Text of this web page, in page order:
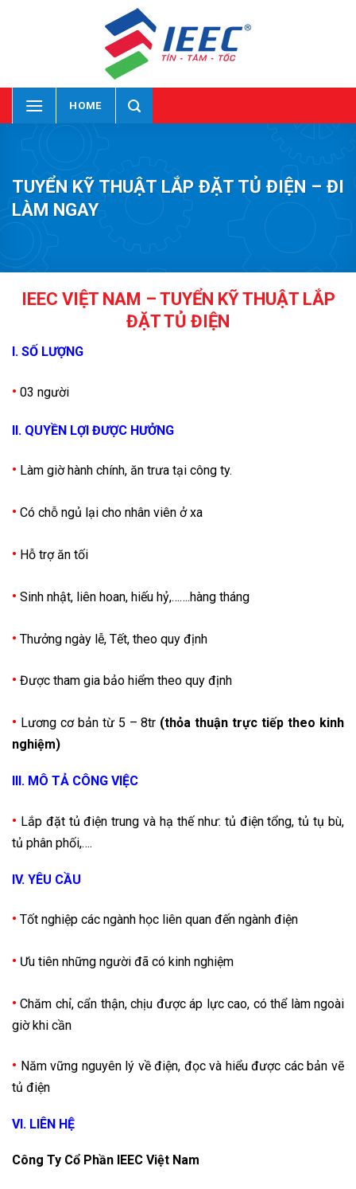
HOME
TUYỂN KỸ THUẬT LẮP ĐẶT TỦ ĐIỆN – ĐI
LÀM NGAY
IEEC VIỆT NAM – TUYỂN KỸ THUẬT LẮP
ĐẶT TỦ ĐIỆN
I. SỐ LƯỢNG
• 03 người
II. QUYỀN LỢI ĐƯỢC HƯỞNG
• Làm giờ hành chính, ăn trưa tại công ty.
• Có chỗ ngủ lại cho nhân viên ở xa
• Hỗ trợ ăn tối
• Sinh nhật, liên hoan, hiếu hỷ,…….hàng tháng
• Thưởng ngày lễ, Tết, theo quy định
• Được tham gia bảo hiểm theo quy định
• Lương cơ bản từ 5 – 8tr (thỏa thuận trực tiếp theo kinh
nghiệm)
III. MÔ TẢ CÔNG VIỆC
• Lắp đặt tủ điện trung và hạ thế như: tủ điện tổng, tủ tụ bù,
tủ phân phối,….
IV. YÊU CẦU
• Tốt nghiệp các ngành học liên quan đến ngành điện
• Ưu tiên những người đã có kinh nghiệm
• Chăm chỉ, cẩn thận, chịu được áp lực cao, có thể làm ngoài
giờ khi cần
• Năm vững nguyên lý về điện, đọc và hiểu được các bản vẽ
tủ điện
VI. LIÊN HỆ
Công Ty Cổ Phần IEEC Việt Nam